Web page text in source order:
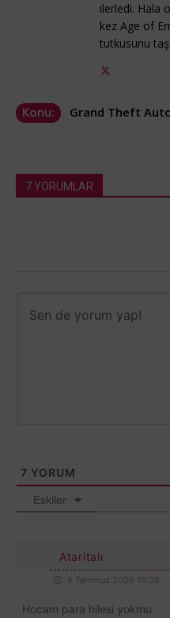
ilerledi. Hala
kez Age of
tutkusunu
Konu: Grand Theft
7 YORUMLAR
7 YORUM
Eskiler
Ataritalı
5 Temmuz 2025 15:38
Hocam para hilesi yokmu